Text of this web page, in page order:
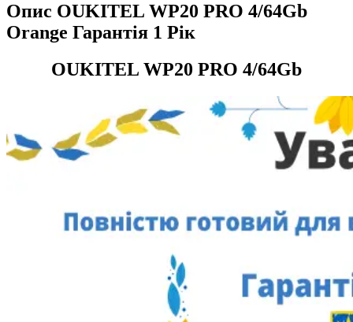
Опис OUKITEL WP20 PRO 4/64Gb
Orange Гарантія 1 Рік
OUKITEL WP20 PRO 4/64Gb